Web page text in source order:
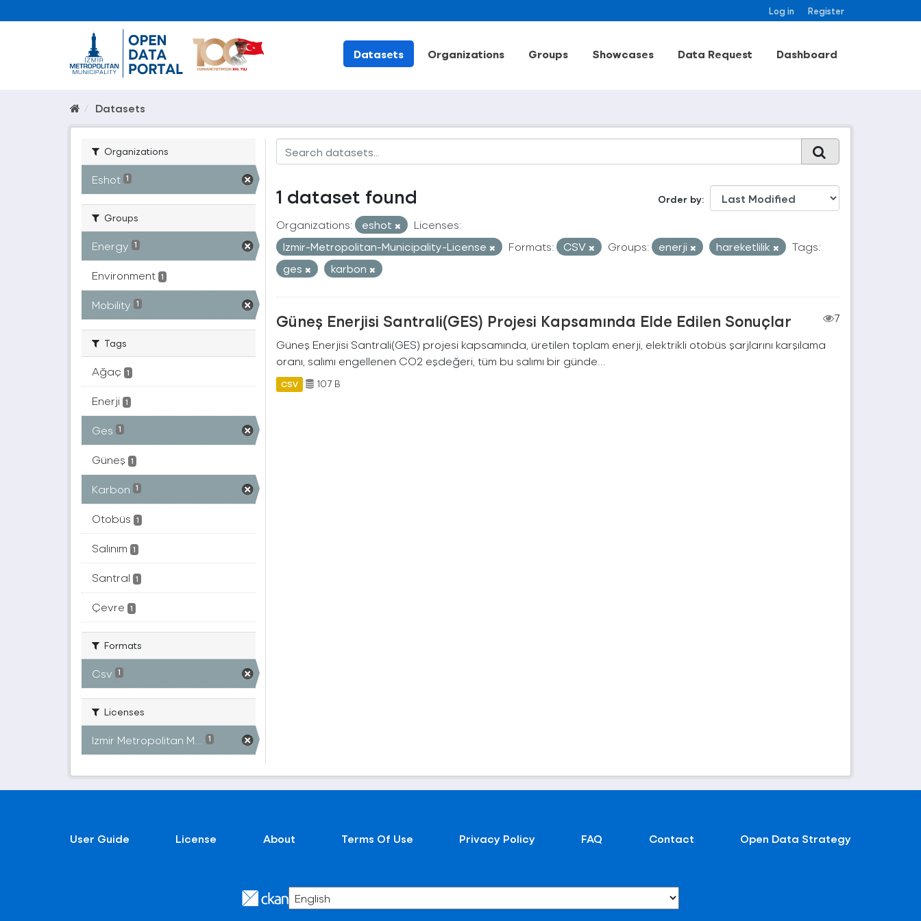
Log in Register
Datasets Organizations Groups Showcases Data Request Dashboard
Datasets
Organizations
Eshot 1
Groups
Energy 1
Environment 1
Mobility 1
Tags
Ağaç 1
Enerji 1
Ges 1
Güneş 1
Karbon 1
Otobüs 1
Salınım 1
Santral 1
Çevre 1
Formats
Csv 1
Licenses
Izmir Metropolitan M... 1
Order by
1 dataset found
Organizations: eshot
Licenses:
Izmir-Metropolitan-Municipality-License
Formats: CSV Groups: enerji hareketlilik
Tags:
ges
karbon
Güneş Enerjisi Santrali(GES) Projesi Kapsamında Elde Edilen Sonuçlar
7
Güneş Enerjisi Santrali(GES) projesi kapsamında, üretilen toplam enerji, elektrikli otobüs şarjlarını karşılama
oranı, salımı engellenen CO2 eşdeğeri, tüm bu salımı bir günde...
CSV 107 B
User Guide License About Terms Of Use Privacy Policy FAQ Contact Open Data Strategy